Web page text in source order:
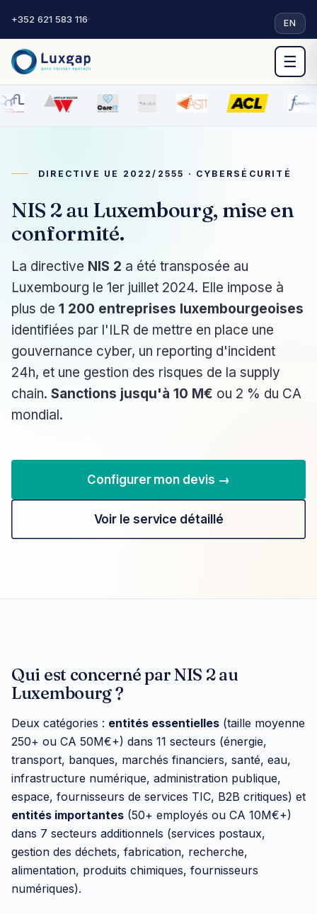
+352 621 583 116· EN
☰
DIRECTIVE UE 2022/2555 · CYBERSÉCURITÉ
NIS 2 au Luxembourg, mise en
conformité.
La directive NIS 2 a été transposée au
Luxembourg le 1er juillet 2024. Elle impose à
plus de 1 200 entreprises luxembourgeoises
identifiées par l'ILR de mettre en place une
gouvernance cyber, un reporting d'incident
24h, et une gestion des risques de la supply
chain. Sanctions jusqu'à 10 M€ ou 2 % du CA
mondial.
Configurer mon devis →
Voir le service détaillé
Qui est concerné par NIS 2 au
Luxembourg ?
Deux catégories : entités essentielles (taille moyenne
250+ ou CA 50M€+) dans 11 secteurs (énergie,
transport, banques, marchés financiers, santé, eau,
infrastructure numérique, administration publique,
espace, fournisseurs de services TIC, B2B critiques) et
entités importantes (50+ employés ou CA 10M€+)
dans 7 secteurs additionnels (services postaux,
gestion des déchets, fabrication, recherche,
alimentation, produits chimiques, fournisseurs
numériques).